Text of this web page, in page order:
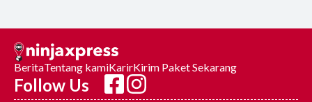
BeritaTentang kamiKarirKirim Paket Sekarang
Follow Us